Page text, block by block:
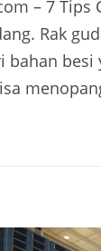
– 7 Tips
Rak
bahan besi